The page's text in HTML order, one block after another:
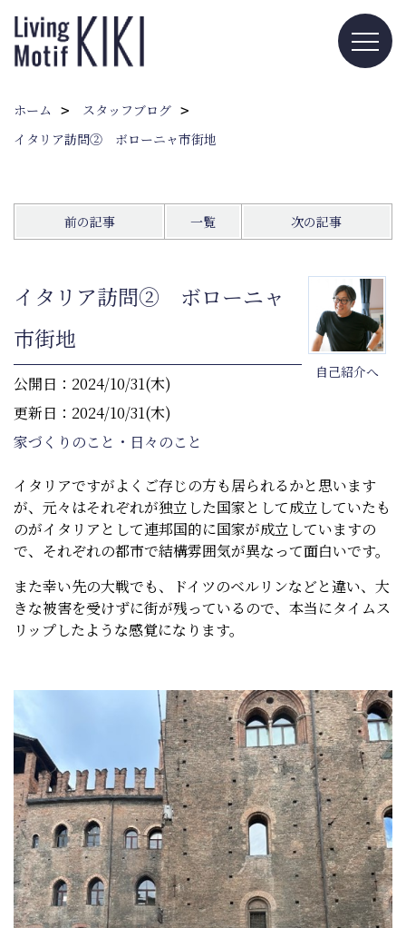
ホーム
スタッフブログ
イタリア訪問② ボローニャ市街地
前の記事 一覧 次の記事
自己紹介へ
イタリア訪問② ボローニャ
市街地
公開日：2024/10/31(木)
更新日：2024/10/31(木)
家づくりのこと・日々のこと
イタリアですがよくご存じの方も居られるかと思います
が、元々はそれぞれが独立した国家として成立していたも
のがイタリアとして連邦国的に国家が成立していますの
で、それぞれの都市で結構雰囲気が異なって面白いです。
また幸い先の大戦でも、ドイツのベルリンなどと違い、大
きな被害を受けずに街が残っているので、本当にタイムス
リップしたような感覚になります。